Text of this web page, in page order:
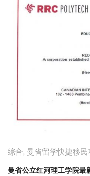
综合, 曼省留学快捷移民
曼省公立红河理工学院最